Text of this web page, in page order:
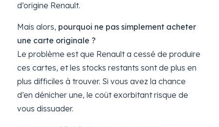
d’origine Renault.
Mais alors, pourquoi ne pas simplement acheter
une carte originale ?
Le problème est que Renault a cessé de produire
ces cartes, et les stocks restants sont de plus en
plus difficiles à trouver. Si vous avez la chance
d’en dénicher une, le coût exorbitant risque de
vous dissuader.